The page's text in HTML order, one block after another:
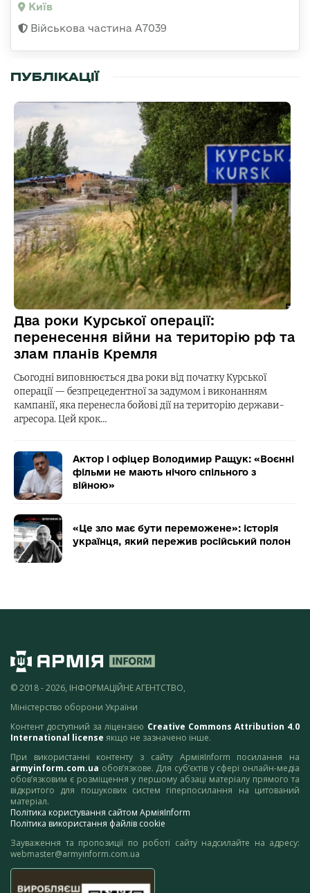
Київ
Військова частина А7039
ПУБЛІКАЦІЇ
Два роки Курської операції:
перенесення війни на територію рф та
злам планів Кремля
Сьогодні виповнюється два роки від початку Курської
операції — безпрецедентної за задумом і виконанням
кампанії, яка перенесла бойові дії на територію держави-
агресора. Цей крок…
Актор і офіцер Володимир Ращук: «Воєнні
фільми не мають нічого спільного з
війною»
«Це зло має бути переможене»: історія
українця, який пережив російський полон
© 2018 - 2026, ІНФОРМАЦІЙНЕ АГЕНТСТВО,
Міністерство оборони України
Контент доступний за ліцензією Creative Commons Attribution 4.0
International license якщо не зазначено інше.
При використанні контенту з сайту АрміяInform посилання на
armyinform.com.ua обов’язкове. Для суб’єктів у сфері онлайн-медіа
обов’язковим є розміщення у першому абзаці матеріалу прямого та
відкритого для пошукових систем гіперпосилання на цитований
матеріал.
Політика користування сайтом АрміяInform
Політика використання файлів cookie
Зауваження та пропозиції по роботі сайту надсилайте на адресу:
webmaster@armyinform.com.ua